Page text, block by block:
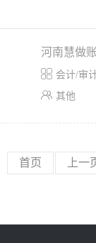
河南慧做
 会计/审
 其他
首页 上一